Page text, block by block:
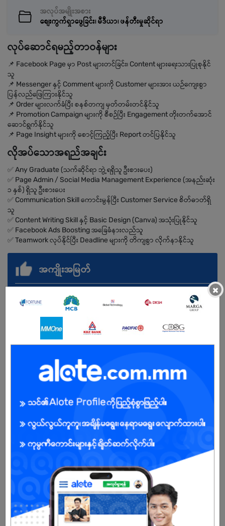
အလုပ်အမျိုးအစား
စျေးကွက်ရှာဖွေခြင်း၊ မီဒီယာ၊ ဖန်တီးမှုဆိုင်ရာ
လုပ်ဆောင်ရမည့်တာဝန်များ
📌 Facebook Page မှာ Post များတင်ခြင်း၊ Content များရေးသားပြုစုနိုင်
သူ
📌 Messenger နှင့် Comment များကို Customer များအား ယဉ်ကျေးစွာ
ပြန်လည်ဖြေကြားနိုင်သူ
📌 Order များလက်ခံပြီး စနစ်တကျ မှတ်တမ်းတင်နိုင်သူ
📌 Promotion Campaign များကို စီစဉ်ပြီး Engagement တိုးတက်အောင်
ဆောင်ရွက်နိုင်သူ
📌 Page Insight များကို စောင့်ကြည့်ပြီး Report တင်ပြနိုင်သူ
လိုအပ်သောအရည်အချင်း
✅ Any Graduate (သက်ဆိုင်ရာ ဘွဲ့ရရှိသူ ဦးစားပေး)
✅ Page Admin / Social Media Management Experience (အနည်းဆုံး
၁ နှစ်) ရှိသူ ဦးစားပေး
✅ Communication Skill ကောင်းမွန်ပြီး Customer Service စိတ်ဓာတ်ရှိ
သူ
✅ Content Writing Skill နှင့် Basic Design (Canva) အသုံးပြုနိုင်သူ
✅ Facebook Ads Boosting အခြေခံနားလည်သူ
✅ Teamwork လုပ်နိုင်ပြီး Deadline များကို တိကျစွာ လိုက်နာနိုင်သူ
အကျိုးအမြတ်
အခွင့်အရေးရှိသူ : ကျား/မ
ကျွန်ုပ်တို့ကုမ္ပဏီအကြောင်း
os သီးသန့် အထည်ဆိုင်ဖြစ်ပါတယ်. online စာဖြေ, ပစ္စည်းထုပ် အတွက် ခေါ်
ခြင်းဖြစ်ပါတယ်
×